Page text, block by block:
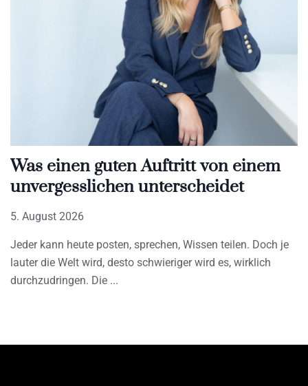
Was einen guten Auftritt von einem
unvergesslichen unterscheidet
5. August 2026
Jeder kann heute posten, sprechen, Wissen teilen. Doch je
lauter die Welt wird, desto schwieriger wird es, wirklich
durchzudringen. Die